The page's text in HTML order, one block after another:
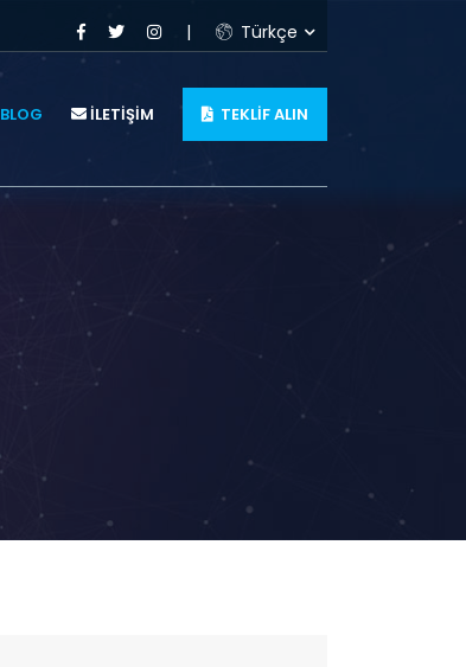
Türkçe
BLOG İLETİŞİM TEKLİF ALIN